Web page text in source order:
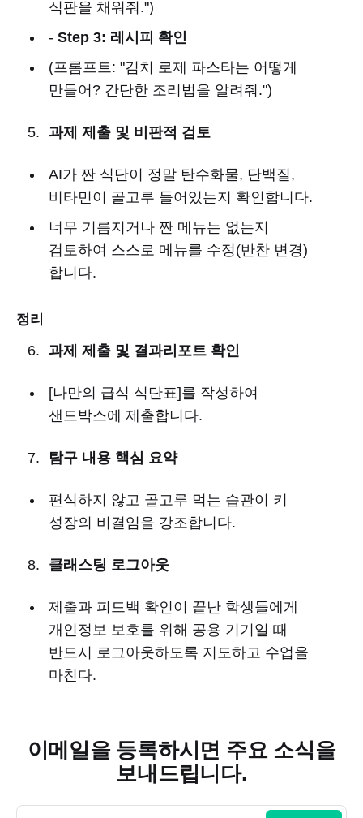
식판을 채워줘.")
- Step 3: 레시피 확인
(프롬프트: "김치 로제 파스타는 어떻게
만들어? 간단한 조리법을 알려줘.")
과제 제출 및 비판적 검토
AI가 짠 식단이 정말 탄수화물, 단백질,
비타민이 골고루 들어있는지 확인합니다.
너무 기름지거나 짠 메뉴는 없는지
검토하여 스스로 메뉴를 수정(반찬 변경)
합니다.
정리
과제 제출 및 결과리포트 확인
[나만의 급식 식단표]를 작성하여
샌드박스에 제출합니다.
탐구 내용 핵심 요약
편식하지 않고 골고루 먹는 습관이 키
성장의 비결임을 강조합니다.
클래스팅 로그아웃
제출과 피드백 확인이 끝난 학생들에게
개인정보 보호를 위해 공용 기기일 때
반드시 로그아웃하도록 지도하고 수업을
마친다.
이메일을 등록하시면 주요 소식을
보내드립니다.